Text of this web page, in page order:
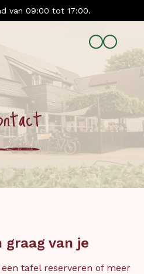
van 09:00 tot 17:00.
graag van je
tafel reserveren of meer